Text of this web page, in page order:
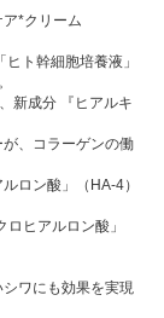
*クリーム
ト幹細胞培養液」
新成分 『ヒアルキ
、コラーゲンの働
ロン酸」（HA-4）
ヒアルロン酸」
ワにも効果を実現